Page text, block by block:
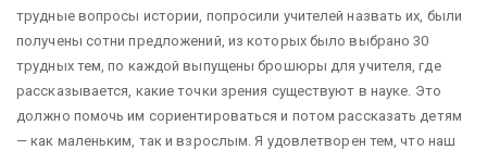
трудные вопросы истории, попросили учителей назвать их, были
получены сотни предложений, из которых было выбрано 30
трудных тем, по каждой выпущены брошюры для учителя, где
рассказывается, какие точки зрения существуют в науке. Это
должно помочь им сориентироваться и потом рассказать детям
— как маленьким, так и взрослым. Я удовлетворен тем, что наш